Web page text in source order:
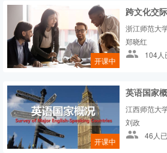
开课中
跨文化交际
浙江师范大
郑晓红
104人
开课中
英语国家
江西师范大
刘政
46人